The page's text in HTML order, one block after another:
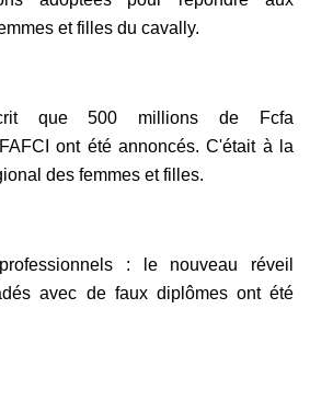
et filles du cavally.
que 500 millions de Fcfa
ont été annoncés. C'était à la
des femmes et filles.
: le nouveau réveil
avec de faux diplômes ont été